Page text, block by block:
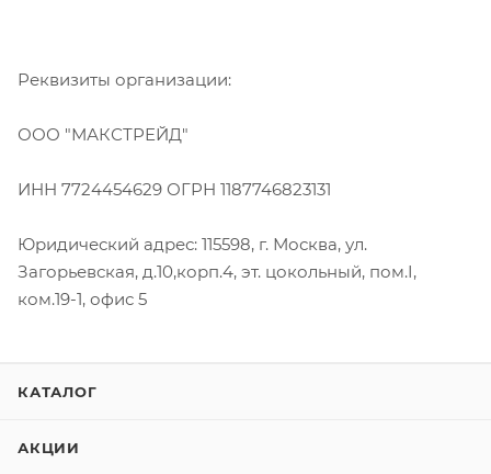
Реквизиты организации:
ООО "МАКСТРЕЙД"
ИНН 7724454629 ОГРН 1187746823131
Юридический адрес: 115598, г. Москва, ул.
Загорьевская, д.10,корп.4, эт. цокольный, пом.I,
ком.19-1, офис 5
КАТАЛОГ
АКЦИИ